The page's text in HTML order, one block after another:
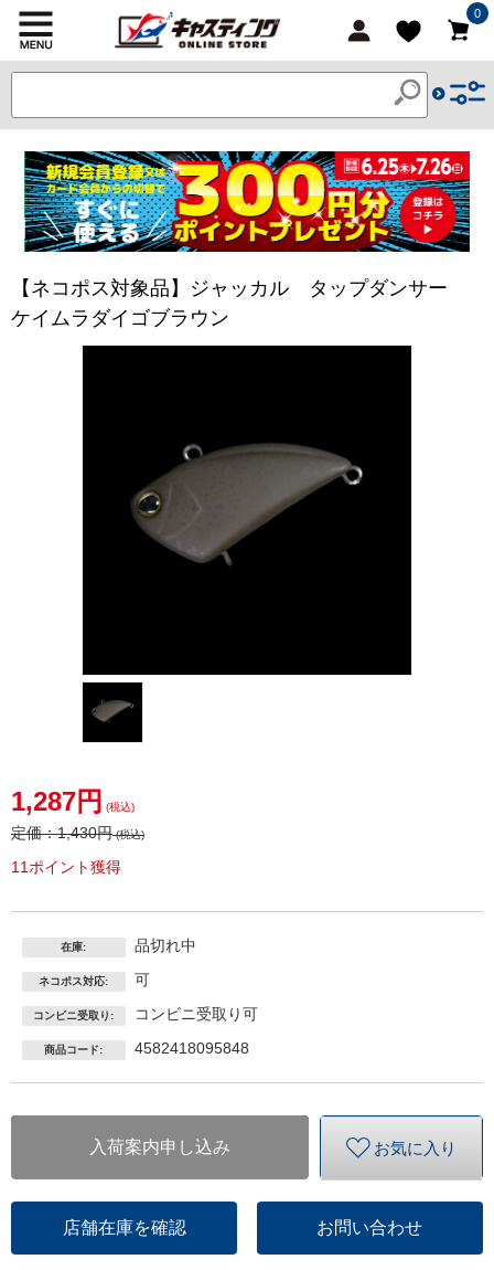
0
【ネコポス対象品】ジャッカル タップダンサー
ケイムラダイゴブラウン
1,287円 (税込)
定価：1,430円(税込)
11ポイント獲得
在庫: 品切れ中
ネコポス対応: 可
コンビニ受取り: コンビニ受取り可
商品コード: 4582418095848
入荷案内申し込み お気に入り
店舗在庫を確認 お問い合わせ